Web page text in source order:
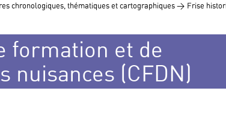
chronologiques, thématiques et cartographiques > Frise
formation et de
nuisances (CFDN)